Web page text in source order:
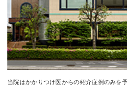
当院はかかりつけ医からの紹介症例のみを